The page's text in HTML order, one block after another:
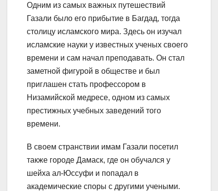
Одним из самых важных путешествий
Газали было его прибытие в Багдад, тогда
столицу исламского мира. Здесь он изучал
исламские науки у известных ученых своего
времени и сам начал преподавать. Он стал
заметной фигурой в обществе и был
приглашен стать профессором в
Низамийской медресе, одном из самых
престижных учебных заведений того
времени.
В своем странствии имам Газали посетил
также городе Дамаск, где он обучался у
шейха ал-Юссуфи и попадал в
академические споры с другими учеными.